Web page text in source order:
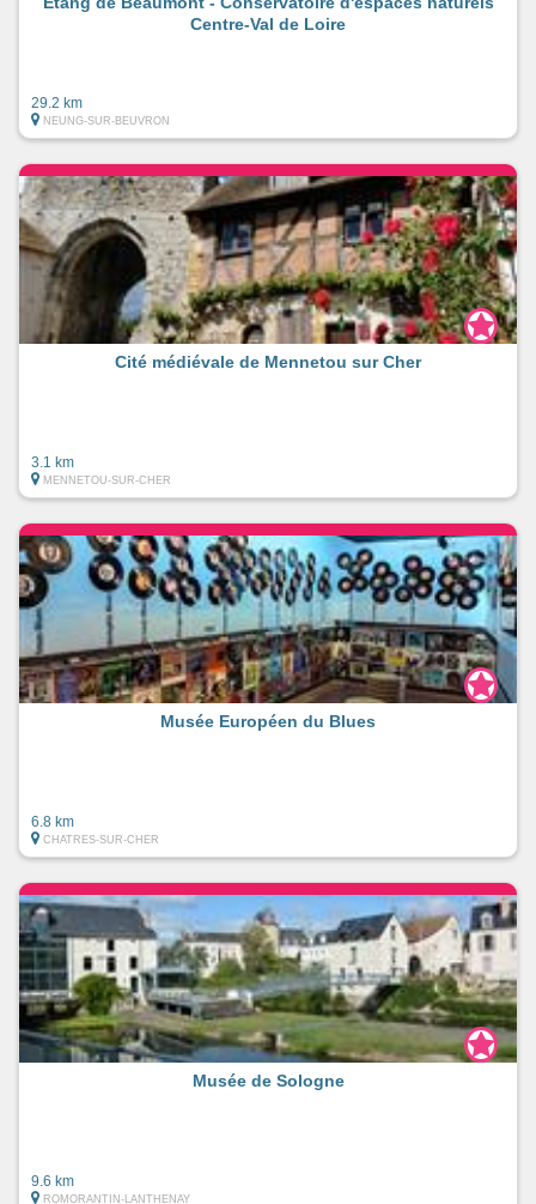
Centre-Val de Loire
29.2 km
NEUNG-SUR-BEUVRON
Cité médiévale de Mennetou sur Cher
3.1 km
MENNETOU-SUR-CHER
Musée Européen du Blues
6.8 km
CHATRES-SUR-CHER
Musée de Sologne
9.6 km
ROMORANTIN-LANTHENAY